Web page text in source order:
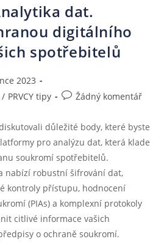
dat.
digitálního
spotřebitelů
2023
/ PRVCY tipy Žádný komentář
důležité body, které byste
pro analýzu dat, která klade
soukromí spotřebitelů.
nabízí robustní šifrování dat,
kontroly přístupu, hodnocení
(PIAs) a komplexní protokoly
citlivé informace vašich
o ochraně soukromí.